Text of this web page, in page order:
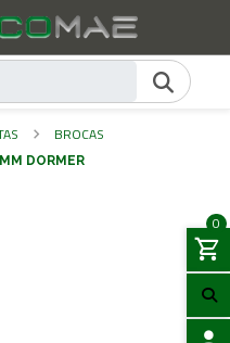
0
BROCAS
DORMER